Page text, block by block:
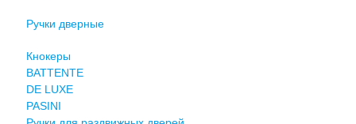
Ручки дверные
Кнокеры
BATTENTE
DE LUXE
PASINI